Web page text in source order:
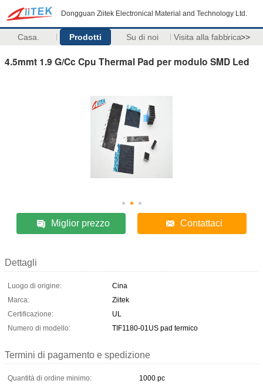
Dongguan Ziitek Electronical Material and Technology Ltd.
Casa. Prodotti Su di noi Visita alla fabbrica>>
4.5mmt 1.9 G/Cc Cpu Thermal Pad per modulo SMD Led
Miglior prezzo Contattaci
Dettagli
Luogo di origine:
Cina
Marca:
Ziitek
Certificazione:
UL
Numero di modello:
TIF1180-01US pad termico
Termini di pagamento e spedizione
Quantità di ordine minimo:
1000 pc